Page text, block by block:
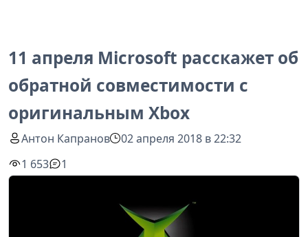
11 апреля Microsoft расскажет об
обратной совместимости с
оригинальным Xbox
Антон Капранов
02 апреля 2018 в 22:32
1 653
1